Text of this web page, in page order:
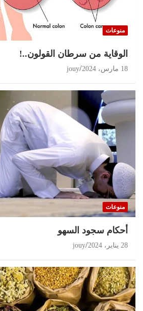
منوعات
الوقاية من سرطان القولون..!
18 مارس، 2024 jouy
منوعات
أحكام سجود السهو
28 يناير، 2024 jouy